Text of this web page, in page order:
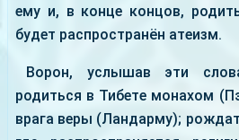
ему и, в конце концов,
будет распространён атеизм.
Ворон, услышав эти
родиться в Тибете монахом
врага веры (Ландарму);